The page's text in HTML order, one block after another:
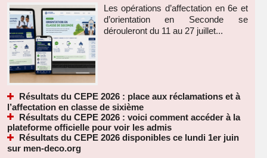
Les opérations d’affectation en 6e et
d’orientation en Seconde se
dérouleront du 11 au 27 juillet...
Résultats du CEPE 2026 : place aux réclamations et à
l’affectation en classe de sixième
Résultats du CEPE 2026 : voici comment accéder à la
plateforme officielle pour voir les admis
Résultats du CEPE 2026 disponibles ce lundi 1er juin
sur men-deco.org